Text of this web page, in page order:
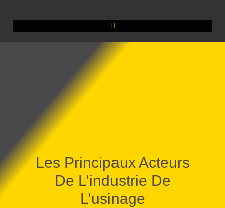
Les Principaux Acteurs
De L’industrie De
L’usinage